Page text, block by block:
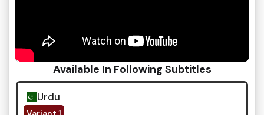
Available In Following Subtitles
Urdu